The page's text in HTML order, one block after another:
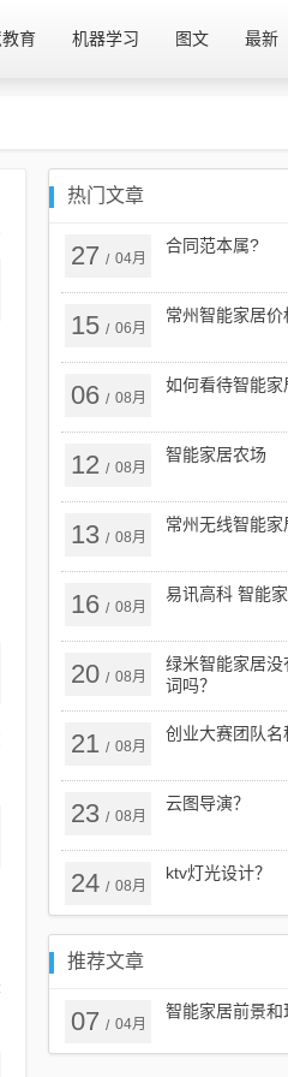
育 机器学习 图文 最新
热门文章
27 / 04月
合同范本属?
15 / 06月
常州智能家居价
06 / 08月
如何看待智能家
12 / 08月
智能家居农场
13 / 08月
常州无线智能
16 / 08月
易讯高科 智能
20 / 08月
绿米智能家居
词吗？
21 / 08月
创业大赛团队名
23 / 08月
云图导演？
24 / 08月
ktv灯光设计？
推荐文章
07 / 04月
智能家居前景和